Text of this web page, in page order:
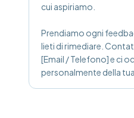
cui aspiriamo.
Prendiamo ogni
lieti di rimediare.
[Email / Telefono] e ci
personalmente della